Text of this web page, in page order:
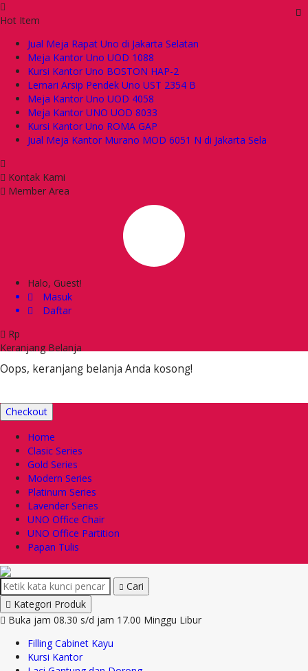
Hot Item
Jual Meja Rapat Uno di Jakarta Selatan
Meja Kantor Uno UOD 1088
Kursi Kantor Uno BOSTON HAP-2
Lemari Arsip Pendek Uno UST 2354 B
Meja Kantor Uno UOD 4058
Meja Kantor UNO UOD 8033
Kursi Kantor Uno ROMA GAP
Jual Meja Kantor Murano MOD 6051 N di Jakarta Sela
Kontak Kami
Member Area
Halo, Guest!
Masuk
Daftar
Rp
Keranjang Belanja
Oops, keranjang belanja Anda kosong!
Checkout
Home
Clasic Series
Gold Series
Modern Series
Platinum Series
Lavender Series
UNO Office Chair
UNO Office Partition
Papan Tulis
Cari
Kategori Produk
Buka jam 08.30 s/d jam 17.00 Minggu Libur
Filling Cabinet Kayu
Kursi Kantor